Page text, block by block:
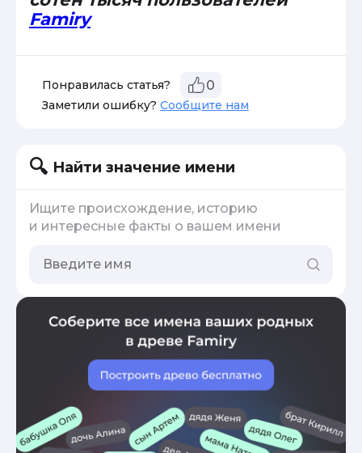
Famiry
Понравилась статья? 0
Заметили ошибку? Сообщите нам
Найти значение имени
Ищите происхождение, историю
и интересные факты о вашем имени